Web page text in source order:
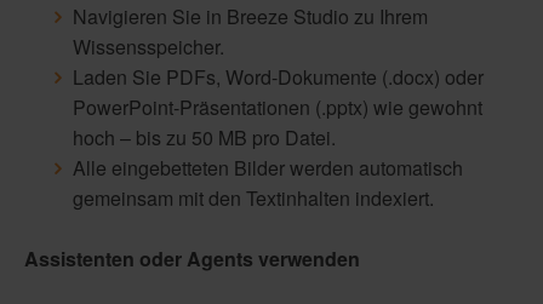
Navigieren Sie in Breeze Studio zu Ihrem
Wissensspeicher.
Laden Sie PDFs, Word-Dokumente (.docx) oder
PowerPoint-Präsentationen (.pptx) wie gewohnt
hoch – bis zu 50 MB pro Datei.
Alle eingebetteten Bilder werden automatisch
gemeinsam mit den Textinhalten indexiert.
Assistenten oder Agents verwenden